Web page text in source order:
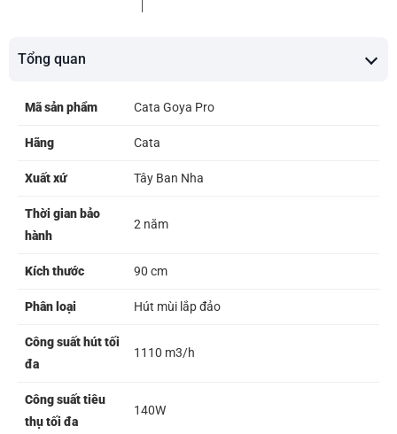
Tổng quan
Mã sản phẩm Cata Goya Pro
Hãng Cata
Xuất xứ Tây Ban Nha
Thời gian bảo
hành
2 năm
Kích thước 90 cm
Phân loại Hút mùi lắp đảo
Công suất hút tối
đa
1110 m3/h
Công suất tiêu
thụ tối đa
140W